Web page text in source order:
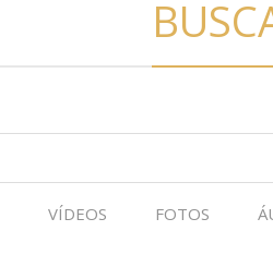
VÍDEOS FOTOS